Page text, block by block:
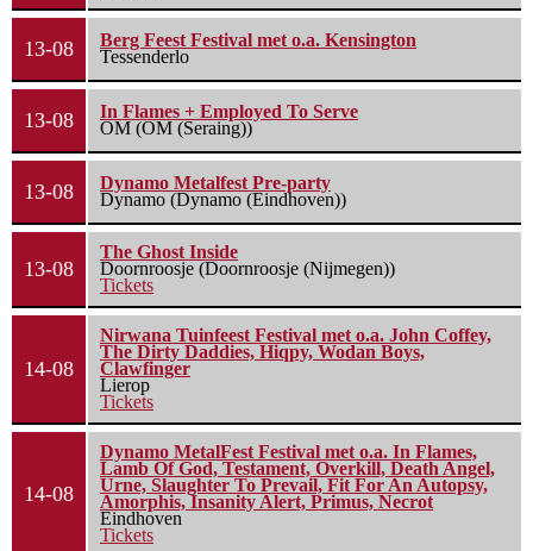
13-08
Berg Feest Festival met o.a. Kensington
Tessenderlo
13-08
In Flames + Employed To Serve
OM (OM (Seraing))
13-08
Dynamo Metalfest Pre-party
Dynamo (Dynamo (Eindhoven))
13-08
The Ghost Inside
Doornroosje (Doornroosje (Nijmegen))
Tickets
14-08
Nirwana Tuinfeest Festival met o.a. John Coffey,
The Dirty Daddies, Hiqpy, Wodan Boys,
Clawfinger
Lierop
Tickets
14-08
Dynamo MetalFest Festival met o.a. In Flames,
Lamb Of God, Testament, Overkill, Death Angel,
Urne, Slaughter To Prevail, Fit For An Autopsy,
Amorphis, Insanity Alert, Primus, Necrot
Eindhoven
Tickets